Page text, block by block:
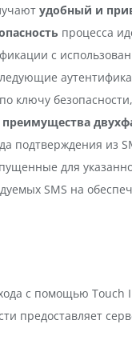
удобный и
процесса
с
ключу
преимущества
подтверждения из
для
SMS на
с помощью Touch
предоставляет